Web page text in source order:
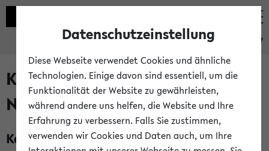
eKVV
Kalenderintegration und
Newsfeeds
Kalenderintegration
Datenschutzeinstellung
Diese Webseite verwendet Cookies und ähnliche
Technologien. Einige davon sind essentiell, um die
Funktionalität der Website zu gewährleisten,
während andere uns helfen, die Website und Ihre
Erfahrung zu verbessern. Falls Sie zustimmen,
verwenden wir Cookies und Daten auch, um Ihre